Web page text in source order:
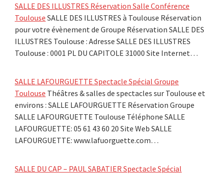
SALLE DES ILLUSTRES Réservation Salle Conférence
Toulouse SALLE DES ILLUSTRES à Toulouse Réservation
pour votre évènement de Groupe Réservation SALLE DES
ILLUSTRES Toulouse : Adresse SALLE DES ILLUSTRES
Toulouse : 0001 PL DU CAPITOLE 31000 Site Internet…
SALLE LAFOURGUETTE Spectacle Spécial Groupe
Toulouse Théâtres & salles de spectacles sur Toulouse et
environs : SALLE LAFOURGUETTE Réservation Groupe
SALLE LAFOURGUETTE Toulouse Téléphone SALLE
LAFOURGUETTE: 05 61 43 60 20 Site Web SALLE
LAFOURGUETTE: www.lafuorguette.com…
SALLE DU CAP – PAUL SABATIER Spectacle Spécial